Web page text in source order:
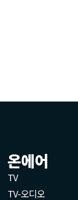
온에어
TV
TV-오디오